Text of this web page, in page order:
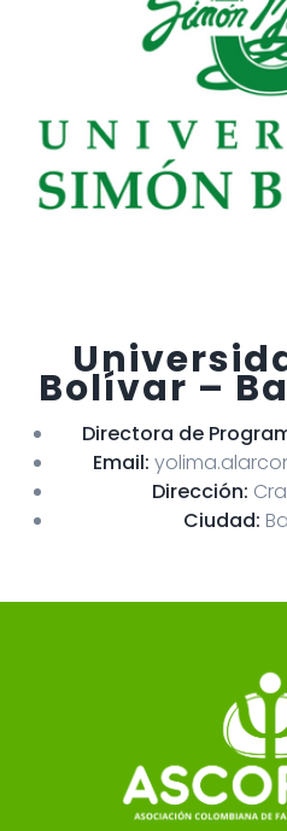
Bolívar –
Directora de
Email:
Dirección:
Ciudad: